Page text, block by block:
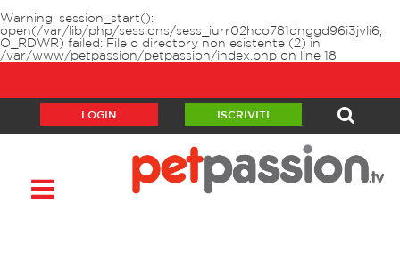
Warning: session_start():
open(/var/lib/php/sessions/sess_iurr02hco781dnggd96i3jvli6,
O_RDWR) failed: File o directory non esistente (2) in
/var/www/petpassion/petpassion/index.php on line 18
LOGIN ISCRIVITI